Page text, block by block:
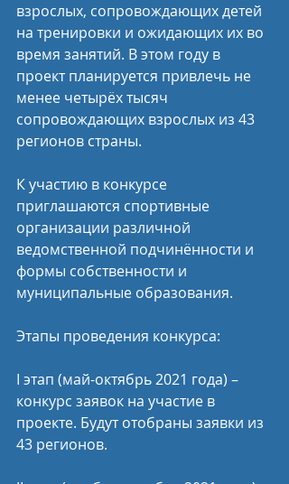
взрослых, сопровождающих детей
на тренировки и ожидающих их во
время занятий. В этом году в
проект планируется привлечь не
менее четырёх тысяч
сопровождающих взрослых из 43
регионов страны.
К участию в конкурсе
приглашаются спортивные
организации различной
ведомственной подчинённости и
формы собственности и
муниципальные образования.
Этапы проведения конкурса:
I этап (май-октябрь 2021 года) –
конкурс заявок на участие в
проекте. Будут отобраны заявки из
43 регионов.